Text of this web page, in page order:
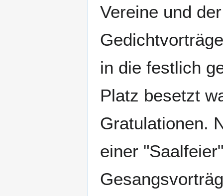
Vereine und
in die festlich
Platz besetzt
Gratulationen.
einer